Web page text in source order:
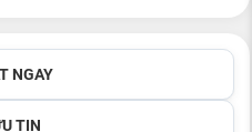
NGAY
TIN